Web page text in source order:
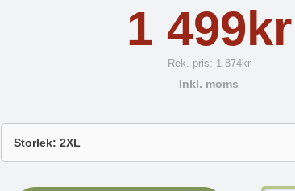
1 499kr
Rek. pris: 1 874kr
Inkl. moms